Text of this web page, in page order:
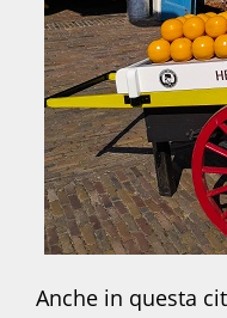
Anche in questa